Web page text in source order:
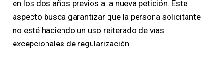
en los dos años previos a la nueva petición. Este
aspecto busca garantizar que la persona solicitante
no esté haciendo un uso reiterado de vías
excepcionales de regularización.